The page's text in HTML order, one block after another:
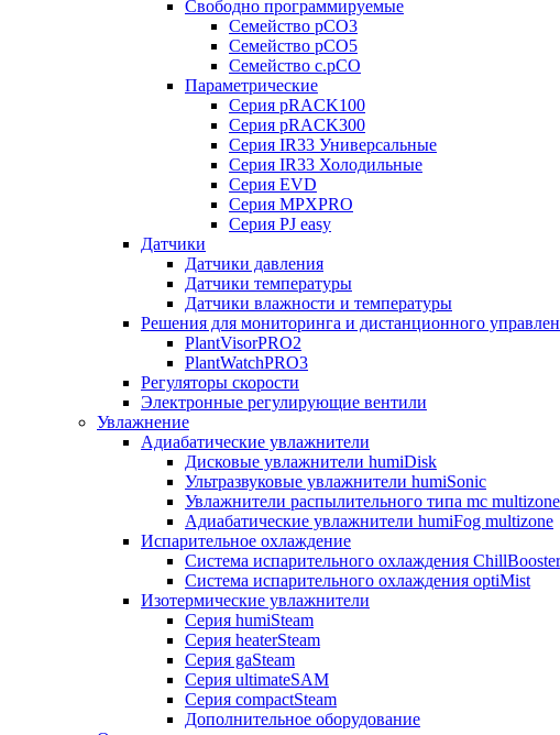
Свободно программируемые
Семейство pCO3
Семейство pCO5
Семейство c.pCO
Параметрические
Серия pRACK100
Серия pRACK300
Серия IR33 Универсальные
Серия IR33 Холодильные
Серия EVD
Серия MPXPRO
Серия PJ easy
Датчики
Датчики давления
Датчики температуры
Датчики влажности и температуры
Решения для мониторинга и дистанционного
PlantVisorPRO2
PlantWatchPRO3
Регуляторы скорости
Электронные регулирующие вентили
Увлажнение
Адиабатические увлажнители
Дисковые увлажнители humiDisk
Ультразвуковые увлажнители humiSonic
Увлажнители распылительного типа mc multizone
Адиабатические увлажнители humiFog multizone
Испарительное охлаждение
Система испарительного охлаждения ChillBooster
Система испарительного охлаждения optiMist
Изотермические увлажнители
Серия humiSteam
Серия heaterSteam
Серия gaSteam
Серия ultimateSAM
Серия compactSteam
Дополнительное оборудование